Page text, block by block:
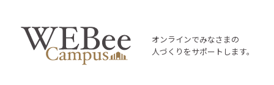
オンラインでみなさまの
人づくりをサポートします。